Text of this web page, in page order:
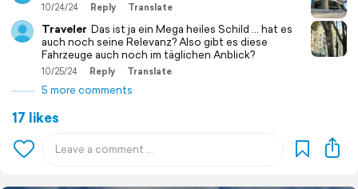
10/24/24 Reply Translate
Traveler Das ist ja ein Mega heiles Schild … hat es
auch noch seine Relevanz? Also gibt es diese
Fahrzeuge auch noch im täglichen Anblick?
10/25/24 Reply Translate
5 more comments
17 likes